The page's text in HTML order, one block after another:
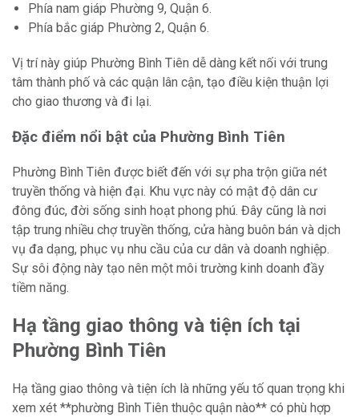
Phía nam giáp Phường 9, Quận 6.
Phía bắc giáp Phường 2, Quận 6.
Vị trí này giúp Phường Bình Tiên dễ dàng kết nối với trung
tâm thành phố và các quận lân cận, tạo điều kiện thuận lợi
cho giao thương và đi lại.
Đặc điểm nổi bật của Phường Bình Tiên
Phường Bình Tiên được biết đến với sự pha trộn giữa nét
truyền thống và hiện đại. Khu vực này có mật độ dân cư
đông đúc, đời sống sinh hoạt phong phú. Đây cũng là nơi
tập trung nhiều chợ truyền thống, cửa hàng buôn bán và dịch
vụ đa dạng, phục vụ nhu cầu của cư dân và doanh nghiệp.
Sự sôi động này tạo nên một môi trường kinh doanh đầy
tiềm năng.
Hạ tầng giao thông và tiện ích tại
Phường Bình Tiên
Hạ tầng giao thông và tiện ích là những yếu tố quan trọng khi
xem xét **phường Bình Tiên thuộc quận nào** có phù hợp